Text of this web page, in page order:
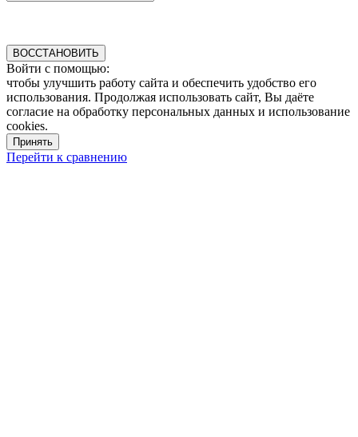
ВОССТАНОВИТЬ
Войти с помощью:
чтобы улучшить работу сайта и обеспечить удобство его
использования. Продолжая использовать сайт, Вы даёте
согласие на обработку персональных данных и использование
cookies.
Принять
Перейти к сравнению